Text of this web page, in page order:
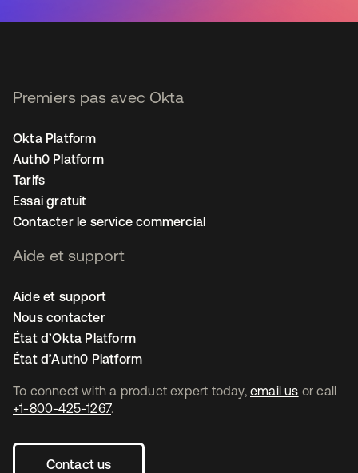
To connect with a product expert today, email us or call
+1-800-425-1267.
Contact us
Premiers pas avec Okta
Okta Platform
Auth0 Platform
Tarifs
Essai gratuit
Contacter le service commercial
Aide et support
Aide et support
Nous contacter
État d’Okta Platform
État d’Auth0 Platform